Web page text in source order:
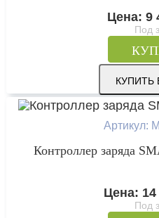
Цена: 9
Под
КУПИТЬ
Артикул:
Контроллер заряда
Цена:
Под